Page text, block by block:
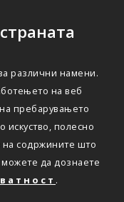
различни намени.
на веб
пребарувањето
искуство, полесно
на содржините што
да дознаете
.